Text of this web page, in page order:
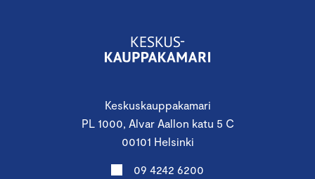
Keskuskauppakamari
PL 1000, Alvar Aallon katu 5 C
00101 Helsinki
09 4242 6200